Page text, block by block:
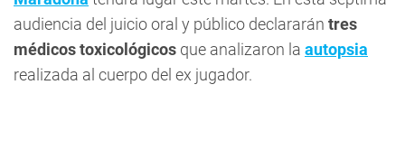
audiencia del juicio oral y público declararán tres
médicos toxicológicos que analizaron la autopsia
realizada al cuerpo del ex jugador.